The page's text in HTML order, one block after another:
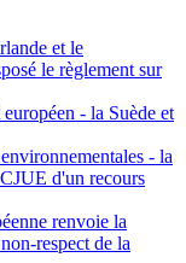
et le
le règlement sur
- la Suède et
- la
d'un recours
renvoie la
respect de la